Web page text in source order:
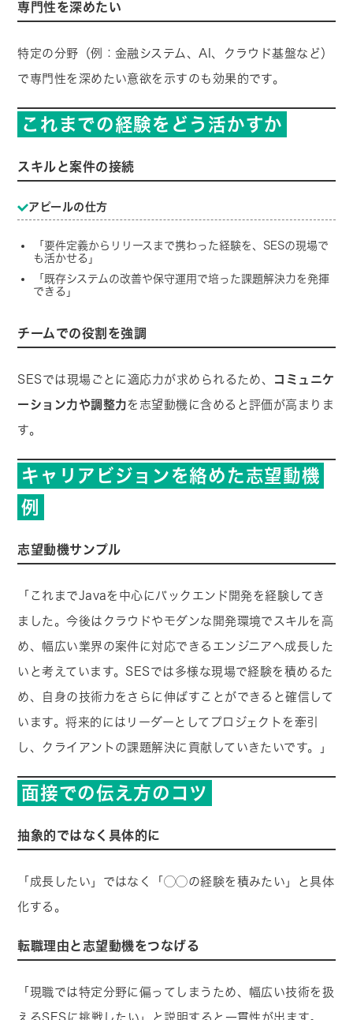
専門性を深めたい
特定の分野（例：金融システム、AI、クラウド基盤など）
で専門性を深めたい意欲を示すのも効果的です。
これまでの経験をどう活かすか
スキルと案件の接続
アピールの仕方
「要件定義からリリースまで携わった経験を、SESの現場で
も活かせる」
「既存システムの改善や保守運用で培った課題解決力を発揮
できる」
チームでの役割を強調
SESでは現場ごとに適応力が求められるため、 コミュニケ
ーション力や調整力を志望動機に含めると評価が高まりま
す。
キャリアビジョンを絡めた志望動機
例
志望動機サンプル
「これまでJavaを中心にバックエンド開発を経験してき
ました。今後はクラウドやモダンな開発環境でスキルを高
め、幅広い業界の案件に対応できるエンジニアへ成長した
いと考えています。SESでは多様な現場で経験を積めるた
め、自身の技術力をさらに伸ばすことができると確信して
います。将来的にはリーダーとしてプロジェクトを牽引
し、クライアントの課題解決に貢献していきたいです。」
面接での伝え方のコツ
抽象的ではなく具体的に
「成長したい」ではなく「◯◯の経験を積みたい」と具体
化する。
転職理由と志望動機をつなげる
「現職では特定分野に偏ってしまうため、幅広い技術を扱
えるSESに挑戦したい」と説明すると一貫性が出ます。